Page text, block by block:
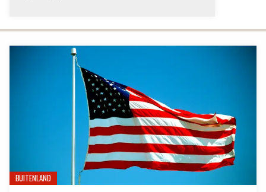
BUITENLAND